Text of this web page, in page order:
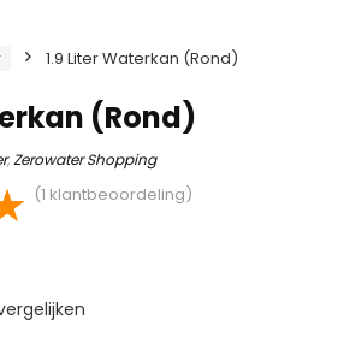
1.9 Liter Waterkan (Rond)
(Rond)
,Zerowater Shopping
(1 klantbeoordeling)